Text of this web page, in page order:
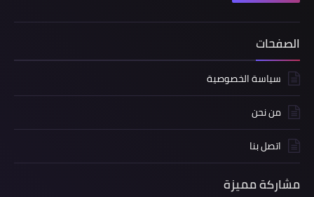
الصفحات
سياسة الخصوصية
من نحن
اتصل بنا
مشاركة مميزة